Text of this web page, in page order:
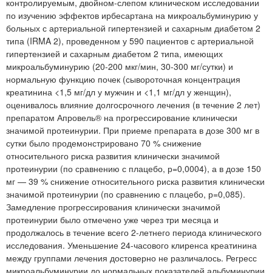
по изучению эффектов ирбесартана на микроальбуминурию у
больных с артериальной гипертензией и сахарным диабетом 2
типа (IRMA 2), проведенном у 590 пациентов с артериальной
гипертензией и сахарным диабетом 2 типа, имеющих
микроальбуминурию (20-200 мкг/мин, 30-300 мг/сутки) и
нормальную функцию почек (сывороточная концентрация
креатинина <1,5 мг/дл у мужчин и <1,1 мг/дл у женщин),
оценивалось влияние долгосрочного лечения (в течение 2 лет)
препаратом Апровель® на прогрессирование клинически
значимой протеинурии. При приеме препарата в дозе 300 мг в
сутки было продемонстрировано 70 % снижение
относительного риска развития клинически значимой
протеинурии (по сравнению с плацебо, р=0,0004), а в дозе 150
мг — 39 % снижение относительного риска развития клинически
значимой протеинурии (по сравнению с плацебо, р=0,085).
Замедление прогрессирования клинически значимой
протеинурии было отмечено уже через три месяца и
продолжалось в течение всего 2-летнего периода клинического
исследования. Уменьшение 24-часового клиренса креатинина
между группами лечения достоверно не различалось. Регресс
микроальбуминурии до нормальных показателей альбуминурии